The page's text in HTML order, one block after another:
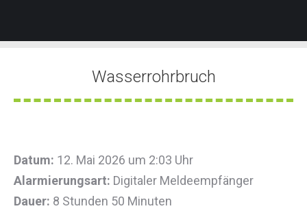
Wasserrohrbruch
Sie befinden sich hier:
Datum: 12. Mai 2026 um 2:03 Uhr
Alarmierungsart: Digitaler Meldeempfänger
Dauer: 8 Stunden 50 Minuten